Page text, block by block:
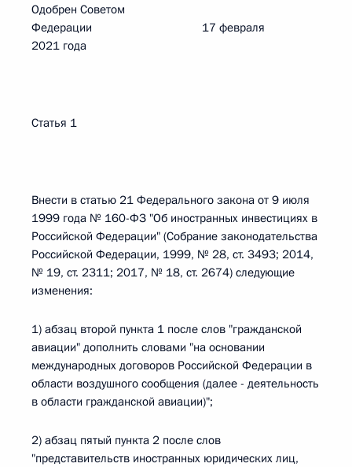
Одобрен Советом
Федерации 17 февраля
2021 года
Статья 1
Внести в статью 21 Федерального закона от 9 июля
1999 года № 160-ФЗ "Об иностранных инвестициях в
Российской Федерации" (Собрание законодательства
Российской Федерации, 1999, № 28, ст. 3493; 2014,
№ 19, ст. 2311; 2017, № 18, ст. 2674) следующие
изменения:
1) абзац второй пункта 1 после слов "гражданской
авиации" дополнить словами "на основании
международных договоров Российской Федерации в
области воздушного сообщения (далее - деятельность
в области гражданской авиации)";
2) абзац пятый пункта 2 после слов
"представительств иностранных юридических лиц,